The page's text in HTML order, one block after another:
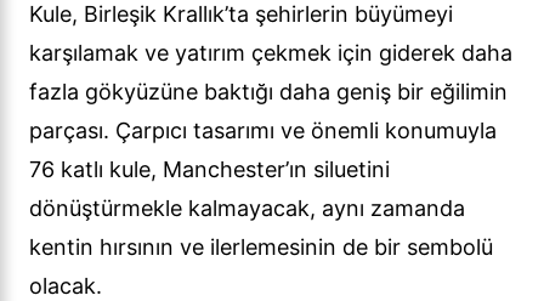
Kule, Birleşik Krallık’ta şehirlerin büyümeyi
karşılamak ve yatırım çekmek için giderek daha
fazla gökyüzüne baktığı daha geniş bir eğilimin
parçası. Çarpıcı tasarımı ve önemli konumuyla
76 katlı kule, Manchester’ın siluetini
dönüştürmekle kalmayacak, aynı zamanda
kentin hırsının ve ilerlemesinin de bir sembolü
olacak.